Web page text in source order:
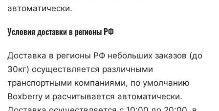
автоматически.
Условия доставки в регионы РФ
Доставка в регионы РФ небольших заказов (до
30кг) осуществляется различными
транспортными компаниями, по умолчанию
Boxberry и расчитывается автоматически.